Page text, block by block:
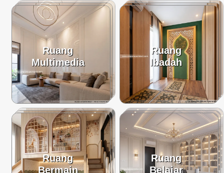
Ruang
Multimedia
Ruang
Ibadah
Ruang
Bermain
Ruang
Belajar